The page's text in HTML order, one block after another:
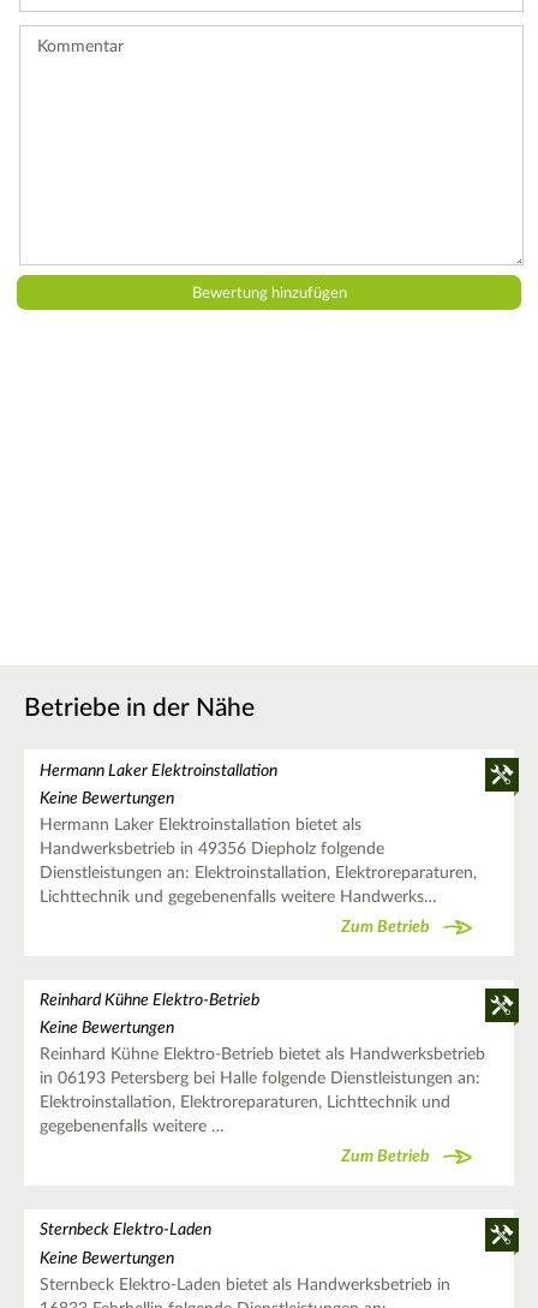
Betriebe in der Nähe
Hermann Laker Elektroinstallation
Keine Bewertungen
Hermann Laker Elektroinstallation bietet als
Handwerksbetrieb in 49356 Diepholz folgende
Dienstleistungen an: Elektroinstallation, Elektroreparaturen,
Lichttechnik und gegebenenfalls weitere Handwerks…
Zum Betrieb
Reinhard Kühne Elektro-Betrieb
Keine Bewertungen
Reinhard Kühne Elektro-Betrieb bietet als Handwerksbetrieb
in 06193 Petersberg bei Halle folgende Dienstleistungen an:
Elektroinstallation, Elektroreparaturen, Lichttechnik und
gegebenenfalls weitere …
Zum Betrieb
Sternbeck Elektro-Laden
Keine Bewertungen
Sternbeck Elektro-Laden bietet als Handwerksbetrieb in